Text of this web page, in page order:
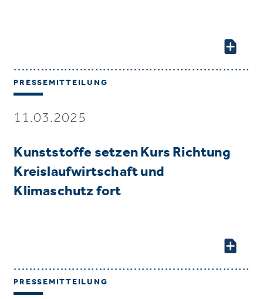
PRESSEMITTEILUNG
11.03.2025
Kunststoffe setzen Kurs Richtung
Kreislaufwirtschaft und
Klimaschutz fort
PRESSEMITTEILUNG